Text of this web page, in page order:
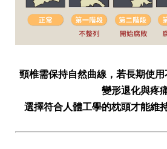
頸椎需保持自然曲線，若長期使
變形退化與疼
選擇符合人體工學的枕頭才能維